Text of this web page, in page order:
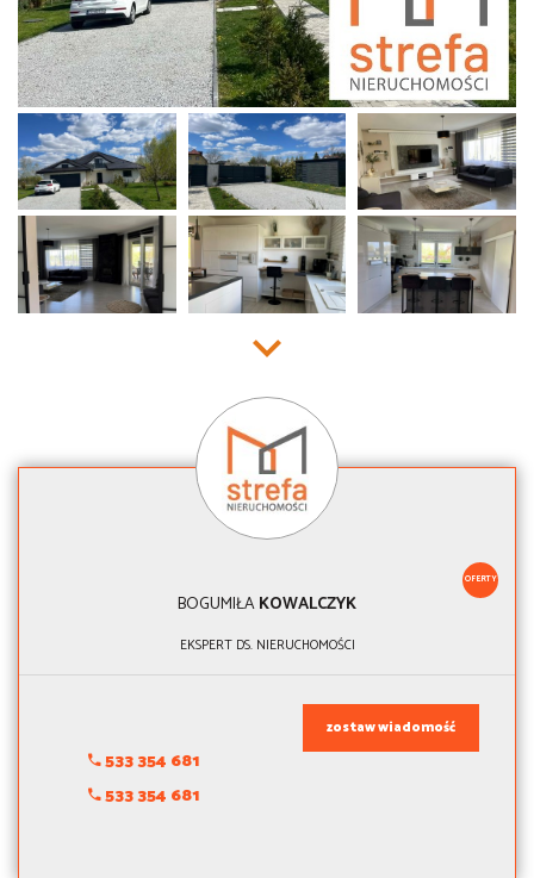
OFERTY
BOGUMIŁAKOWALCZYK
EKSPERT DS. NIERUCHOMOŚCI
533 354 681
533 354 681
zostaw wiadomość